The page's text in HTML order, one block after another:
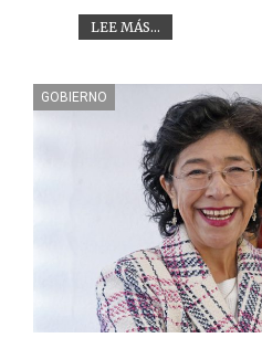
LEE MÁS...
GOBIERNO